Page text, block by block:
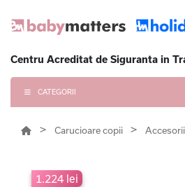
Centru Acreditat de Siguranta in
CATEGORII
Carucioare copii
1.224 lei